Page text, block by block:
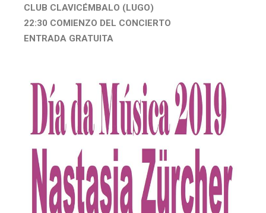
CLUB CLAVICÉMBALO (LUGO)
22:30 COMIENZO DEL CONCIERTO
ENTRADA GRATUITA